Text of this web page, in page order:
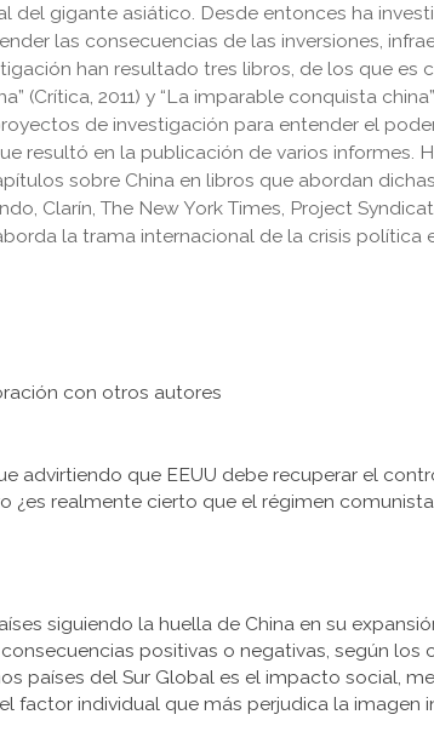
del gigante asiático. Desde entonces ha
las consecuencias de las inversiones,
han resultado tres libros, de los que
(Crítica, 2011) y “La imparable conquista
de investigación para entender el
resultó en la publicación de varios informes.
sobre China en libros que abordan
Clarín, The New York Times, Project
la trama internacional de la crisis política
con otros autores
advirtiendo que EEUU debe recuperar el
¿es realmente cierto que el régimen
siguiendo la huella de China en su
positivas o negativas, según los
países del Sur Global es el impacto social,
factor individual que más perjudica la imagen